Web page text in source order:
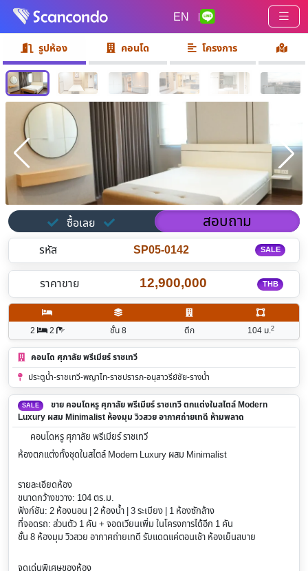
EN |
รูปห้อง คอนโด โครงการ
ซื้อเลย สอบถาม
รหัส SP05-0142 SALE
ราคาขาย 12,900,000 THB
2 2 ชั้น 8 ตึก 104 ม.2
คอนโด ศุภาลัย พรีเมียร์ ราชเทวี
ประตูน้ำ-ราชเทวี-พญาไท-ราชปรารภ-อนุสาวรีย์ชัย-รางน้ำ
SALE
ขาย คอนโดหรู ศุภาลัย พรีเมียร์ ราชเทวี ตกแต่งในสไตล์ Modern
Luxury ผสม Minimalist ห้องมุม วิวสวย อากาศถ่ายเทดี ห้ามพลาด
คอนโดหรู ศุภาลัย พรีเมียร์ ราชเทวี
ห้องตกแต่งทั้งชุดในสไตล์ Modern Luxury ผสม Minimalist
รายละเอียดห้อง
ขนาดกว้างขวาง: 104 ตร.ม.
ฟังก์ชัน: 2 ห้องนอน | 2 ห้องน้ำ | 3 ระเบียง | 1 ห้องซักล้าง
ที่จอดรถ: ส่วนตัว 1 คัน + จอดเวียนเพิ่ม ในโครงการได้อีก 1 คัน
ชั้น 8 ห้องมุม วิวสวย อากาศถ่ายเทดี รับแดดแค่ตอนเช้า ห้องเย็นสบาย
จุดเด่นพิเศษของห้อง